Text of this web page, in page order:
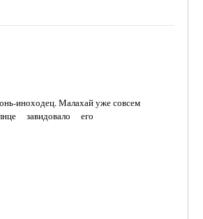
иноходец. Малахай уже совсем
завидовало его